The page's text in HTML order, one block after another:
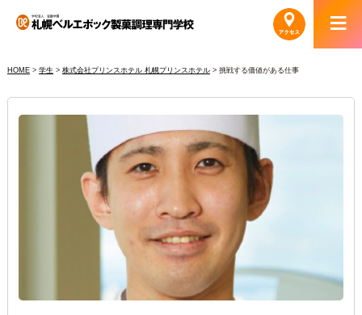
HOME> 学生 > 株式会社プリンスホテル 札幌プリンスホテル> 挑戦する価値がある仕事